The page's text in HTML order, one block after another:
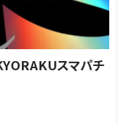
スマパチ